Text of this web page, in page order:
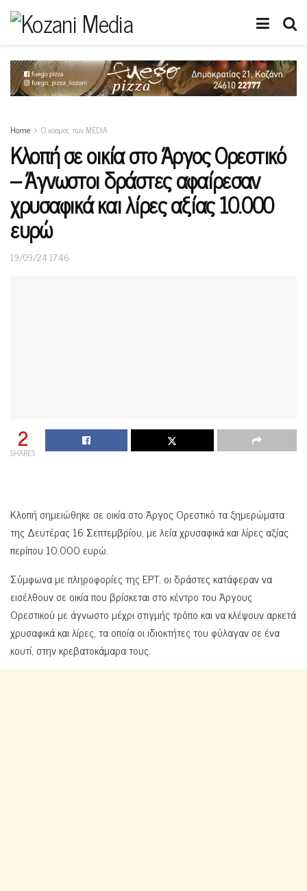
Home Ο κοσμος των MEDIA
Κλοπή σε οικία στο Άργος Ορεστικό
– Άγνωστοι δράστες αφαίρεσαν
χρυσαφικά και λίρες αξίας 10.000
ευρώ
19/09/24 17:46
2
SHARES
Κλοπή σημειώθηκε σε οικία στο Άργος Ορεστικό τα ξημερώματα
της Δευτέρας 16 Σεπτεμβρίου, με λεία χρυσαφικά και λίρες αξίας
περίπου 10.000 ευρώ.
Σύμφωνα με πληροφορίες της ΕΡΤ, οι δράστες κατάφεραν να
εισέλθουν σε οικία που βρίσκεται στο κέντρο του Άργους
Ορεστικού με άγνωστο μέχρι στιγμής τρόπο και να κλέψουν αρκετά
χρυσαφικά και λίρες, τα οποία οι ιδιοκτήτες του φύλαγαν σε ένα
κουτί, στην κρεβατοκάμαρα τους.